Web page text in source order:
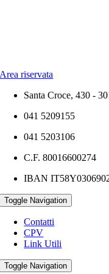
Area riservata
Santa Croce, 430 -
041 5209155
041 5203106
C.F. 80016600274
IBAN
Toggle Navigation
Contatti
CPV
Link Utili
Toggle Navigation